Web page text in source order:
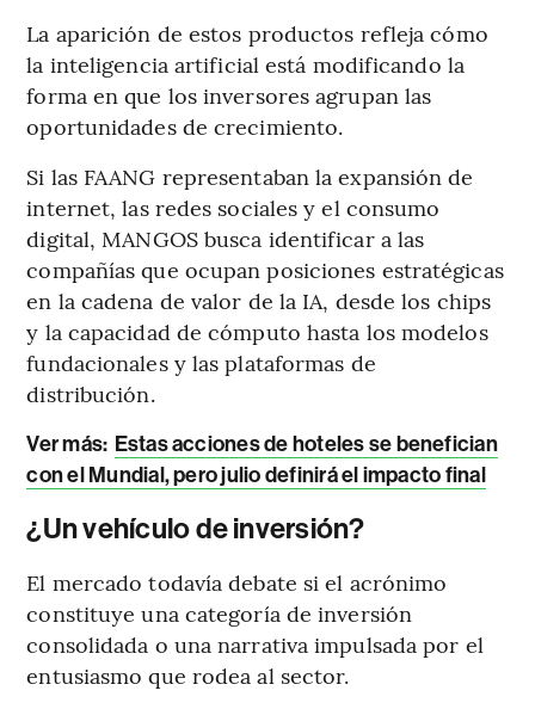
La aparición de estos productos refleja cómo
la inteligencia artificial está modificando la
forma en que los inversores agrupan las
oportunidades de crecimiento.
Si las FAANG representaban la expansión de
internet, las redes sociales y el consumo
digital, MANGOS busca identificar a las
compañías que ocupan posiciones estratégicas
en la cadena de valor de la IA, desde los chips
y la capacidad de cómputo hasta los modelos
fundacionales y las plataformas de
distribución.
Ver más: Estas acciones de hoteles se benefician
con el Mundial, pero julio definirá el impacto final
¿Un vehículo de inversión?
El mercado todavía debate si el acrónimo
constituye una categoría de inversión
consolidada o una narrativa impulsada por el
entusiasmo que rodea al sector.